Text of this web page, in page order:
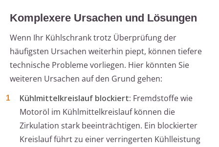
Komplexere Ursachen und Lösungen
Wenn Ihr Kühlschrank trotz Überprüfung der
häufigsten Ursachen weiterhin piept, können tiefere
technische Probleme vorliegen. Hier könnten Sie
weiteren Ursachen auf den Grund gehen:
Kühlmittelkreislauf blockiert: Fremdstoffe wie
Motoröl im Kühlmittelkreislauf können die
Zirkulation stark beeinträchtigen. Ein blockierter
Kreislauf führt zu einer verringerten Kühlleistung